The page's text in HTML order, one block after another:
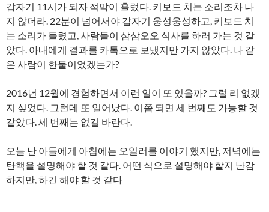
갑자기 11시가 되자 적막이 흘렀다. 키보드 치는 소리조차 나
지 않더라. 22분이 넘어서야 갑자기 웅성웅성하고, 키보드 치
는 소리가 들렸고, 사람들이 삼삼오오 식사를 하러 가는 것 같
았다. 아내에게 결과를 카톡으로 보냈지만 가지 않았다. 나 같
은 사람이 한둘이었겠는가?
2016년 12월에 경험하면서 이런 일이 또 있을까? 그럴 리 없겠
지 싶었다. 그런데 또 일어났다. 이쯤 되면 세 번째도 가능할 것
같았다. 세 번째는 없길 바란다.
오늘 난 아들에게 아침에는 오일러를 이야기 했지만, 저녁에는
탄핵을 설명해야 할 것 같다. 어떤 식으로 설명해야 할지 난감
하지만, 하긴 해야 할 것 같다